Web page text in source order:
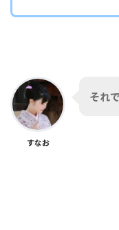
すなお
それ